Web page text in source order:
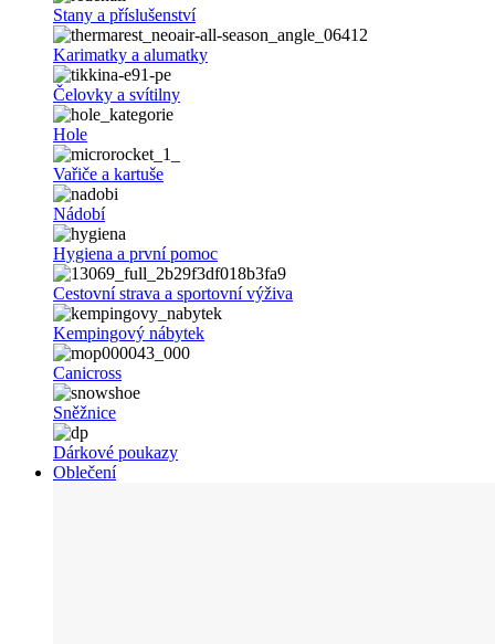
Stany a příslušenství
Karimatky a alumatky
Čelovky a svítilny
Hole
Vařiče a kartuše
Nádobí
Hygiena a první pomoc
Cestovní strava a sportovní výživa
Kempingový nábytek
Canicross
Sněžnice
Dárkové poukazy
Oblečení